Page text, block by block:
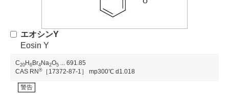
エオシンY
Eosin Y
C20 H 6 Br4 Na2O5 ... 691.85
CAS RN ® ［17372-87-1］ mp300℃ d1.018
警告